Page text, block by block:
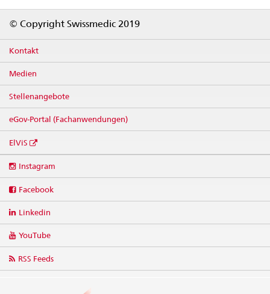
© Copyright Swissmedic 2019
Kontakt
Medien
Stellenangebote
eGov-Portal (Fachanwendungen)
ElViS
media
Instagram
Facebook
Linkedin
YouTube
RSS Feeds